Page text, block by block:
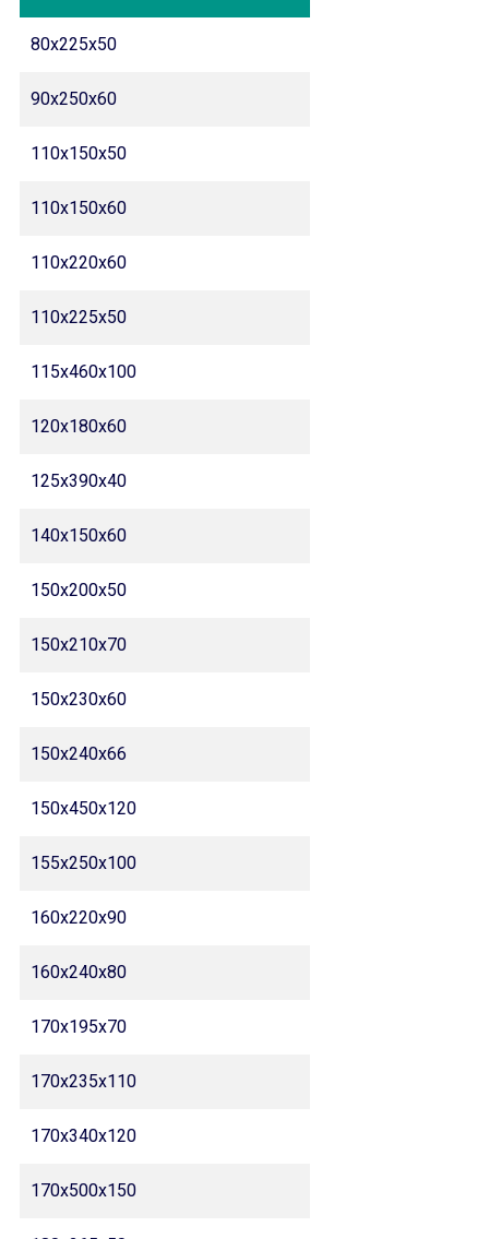
80x225x50
90x250x60
110x150x50
110x150x60
110x220x60
110x225x50
115x460x100
120x180x60
125x390x40
140x150x60
150x200x50
150x210x70
150x230x60
150x240x66
150x450x120
155x250x100
160x220x90
160x240x80
170x195x70
170x235x110
170x340x120
170x500x150